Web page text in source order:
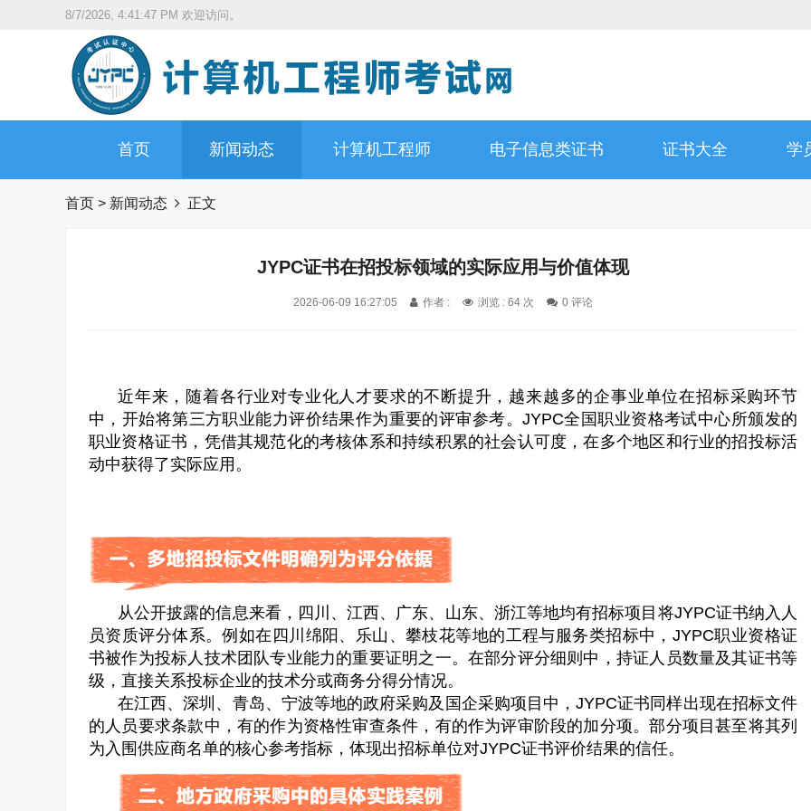
8/7/2026, 4:41:48 PM 欢迎访问。
首页 新闻动态 计算机工程师 电子信息类证书 证书大全 学
首页 > 新闻动态 正文
JYPC证书在招投标领域的实际应用与价值体现
2026-06-09 16:27:05 作者 : 浏览 : 64 次 0 评论
近年来，随着各行业对专业化人才要求的不断提升，越来越多的企事业单位在招标采购环节
中，开始将第三方职业能力评价结果作为重要的评审参考。JYPC全国职业资格考试中心所颁发的
职业资格证书，凭借其规范化的考核体系和持续积累的社会认可度，在多个地区和行业的招投标活
动中获得了实际应用。
从公开披露的信息来看，四川、江西、广东、山东、浙江等地均有招标项目将JYPC证书纳入人
员资质评分体系。例如在四川绵阳、乐山、攀枝花等地的工程与服务类招标中，JYPC职业资格证
书被作为投标人技术团队专业能力的重要证明之一。在部分评分细则中，持证人员数量及其证书等
级，直接关系投标企业的技术分或商务分得分情况。
在江西、深圳、青岛、宁波等地的政府采购及国企采购项目中，JYPC证书同样出现在招标文件
的人员要求条款中，有的作为资格性审查条件，有的作为评审阶段的加分项。部分项目甚至将其列
为入围供应商名单的核心参考指标，体现出招标单位对JYPC证书评价结果的信任。